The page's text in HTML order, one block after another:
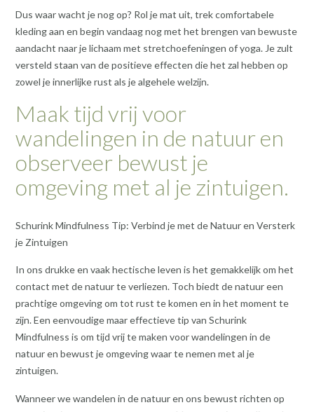
Dus waar wacht je nog op? Rol je mat uit, trek comfortabele
kleding aan en begin vandaag nog met het brengen van bewuste
aandacht naar je lichaam met stretchoefeningen of yoga. Je zult
versteld staan ​​van de positieve effecten die het zal hebben op
zowel je innerlijke rust als je algehele welzijn.
Maak tijd vrij voor
wandelingen in de natuur en
observeer bewust je
omgeving met al je zintuigen.
Schurink Mindfulness Tip: Verbind je met de Natuur en Versterk
je Zintuigen
In ons drukke en vaak hectische leven is het gemakkelijk om het
contact met de natuur te verliezen. Toch biedt de natuur een
prachtige omgeving om tot rust te komen en in het moment te
zijn. Een eenvoudige maar effectieve tip van Schurink
Mindfulness is om tijd vrij te maken voor wandelingen in de
natuur en bewust je omgeving waar te nemen met al je
zintuigen.
Wanneer we wandelen in de natuur en ons bewust richten op